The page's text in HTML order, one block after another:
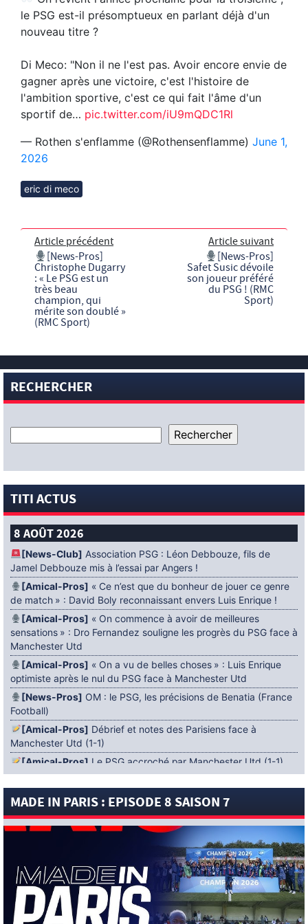
le PSG est-il présomptueux en parlant déjà d'un
nouveau titre ?
Di Meco: "Non il ne l'est pas. Avoir encore envie de
gagner après une victoire, c'est l'histoire de
l'ambition sportive, c'est ce qui fait l'âme d'un
sportif de… pic.twitter.com/iU9mQDC1Rl
— Rothen s'enflamme (@Rothensenflamme) June 1,
2026
eric di meco
Article précédent
[News-Pros]
Christophe Dugarry
: « Le PSG est un
très beau
champion, qui
mérite son doublé »
(RMC Sport)
Article suivant
[News-Pros]
Safet Susic dévoile
son joueur préféré
du PSG ! (RMC
Sport)
RECHERCHER
TITI ACTUS
8 AOÛT 2026
[News-Club] Association PSG : Léon Debbouze, fils de
Jamel Debbouze mis à l’essai par Angers !
[Amical-Pros] « Ce n’est que du bonheur de jouer ce genre
de match » : David Boly reconnaissant envers Luis Enrique !
[Amical-Pros] « On commence à avoir de meilleures
sensations » : Dro Fernandez souligne les progrès du PSG face à
Manchester Utd
[Amical-Pros] « On a vu de belles choses » : Luis Enrique
optimiste après le nul du PSG face à Manchester Utd
[News-Pros] OM : le PSG, les précisions de Benatia (France
Football)
[Amical-Pros] Débrief et notes des Parisiens face à
Manchester Utd (1-1)
[Amical-Pros] Le PSG accroché par Manchester Utd (1-1)
5 AOÛT 2026
[News-Pros]Le Barça aurait fixé une deadline au PSG dans
le dossier Ferran Torres (Diario Sport)
[News-Pros]Amical : Le groupe du PSG avec 15 Titis face à
Majorque ! (Officiel)
[News-Pros]
Rumeur : Le Bayer Leverkusen aurait lancé des
négociations pour Ibrahim Mbaye (Ben Jacobs)
MADE IN PARIS : EPISODE 8 SAISON 7